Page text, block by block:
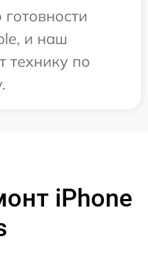
и наш
технику по
iPhone